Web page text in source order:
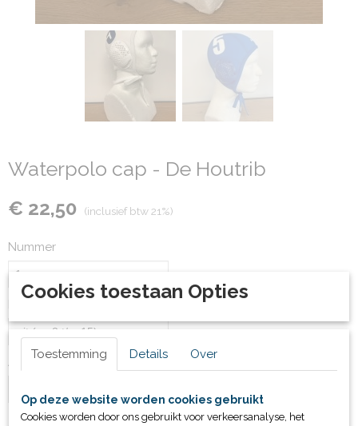
Waterpolo cap - De Houtrib
€ 22,50 (inclusief btw 21%)
Nummer
Aantal
Cookies toestaan Opties
Toestemming Details Over
Op deze website worden cookies gebruikt
Cookies worden door ons gebruikt voor verkeersanalyse, het